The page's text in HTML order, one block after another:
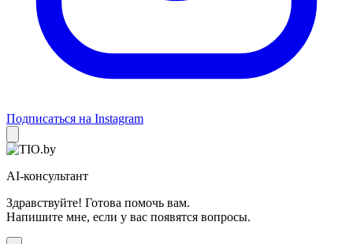
Подписаться на Instagram
AI-консультант
Здравствуйте! Готова помочь вам.
Напишите мне, если у вас появятся вопросы.